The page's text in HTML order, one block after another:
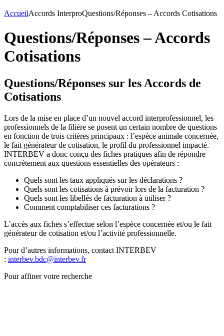
AccueilAccords InterproQuestions/Réponses – Accords Cotisations
Questions/Réponses – Accords
Cotisations
Questions/Réponses sur les Accords de
Cotisations
Lors de la mise en place d’un nouvel accord interprofessionnel, les
professionnels de la filière se posent un certain nombre de questions
en fonction de trois critères principaux : l’espèce animale concernée,
le fait générateur de cotisation, le profil du professionnel impacté.
INTERBEV a donc conçu des fiches pratiques afin de répondre
concrètement aux questions essentielles des opérateurs :
Quels sont les taux appliqués sur les déclarations ?
Quels sont les cotisations à prévoir lors de la facturation ?
Quels sont les libellés de facturation à utiliser ?
Comment comptabiliser ces facturations ?
L’accès aux fiches s’effectue selon l’espèce concernée et/ou le fait
générateur de cotisation et/ou l’activité professionnelle.
Pour d’autres informations, contact INTERBEV
: interbev.bdc@interbev.fr
Pour affiner votre recherche